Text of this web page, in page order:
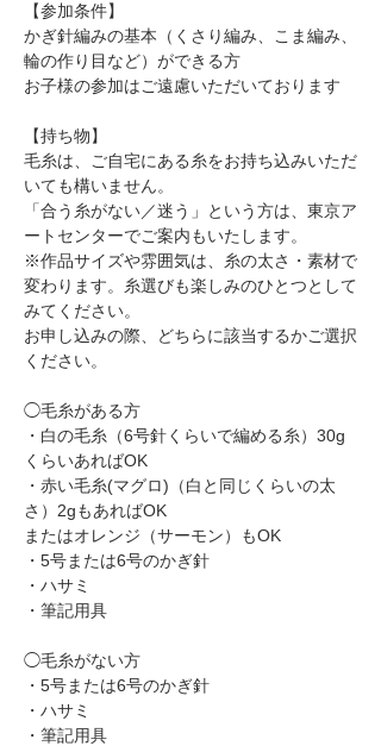
【参加条件】
かぎ針編みの基本（くさり編み、こま編み、
輪の作り目など）ができる方
お子様の参加はご遠慮いただいております
【持ち物】
毛糸は、ご自宅にある糸をお持ち込みいただ
いても構いません。
「合う糸がない／迷う」という方は、東京ア
ートセンターでご案内もいたします。
※作品サイズや雰囲気は、糸の太さ・素材で
変わります。糸選びも楽しみのひとつとして
みてください。
お申し込みの際、どちらに該当するかご選択
ください。
◯毛糸がある方
・白の毛糸（6号針くらいで編める糸）30g
くらいあればOK
・赤い毛糸(マグロ)（白と同じくらいの太
さ）2gもあればOK
またはオレンジ（サーモン）もOK
・5号または6号のかぎ針
・ハサミ
・筆記用具
◯毛糸がない方
・5号または6号のかぎ針
・ハサミ
・筆記用具